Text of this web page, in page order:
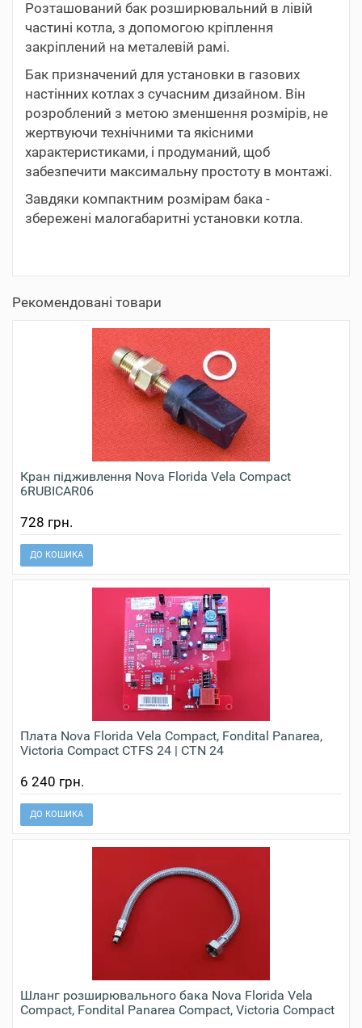
Розташований бак розширювальний в лівій
частині котла, з допомогою кріплення
закріплений на металевій рамі.
Бак призначений для установки в газових
настінних котлах з сучасним дизайном. Він
розроблений з метою зменшення розмірів, не
жертвуючи технічними та якісними
характеристиками, і продуманий, щоб
забезпечити максимальну простоту в монтажі.
Завдяки компактним розмірам бака -
збережені малогабаритні установки котла.
Рекомендовані товари
Кран підживлення Nova Florida Vela Compact
6RUBICAR06
728 грн.
ДО КОШИКА
Плата Nova Florida Vela Compact, Fondital Panarea,
Victoria Compact CTFS 24 | CTN 24
6 240 грн.
ДО КОШИКА
Шланг розширювального бака Nova Florida Vela
Compact, Fondital Panarea Compact, Victoria Compact